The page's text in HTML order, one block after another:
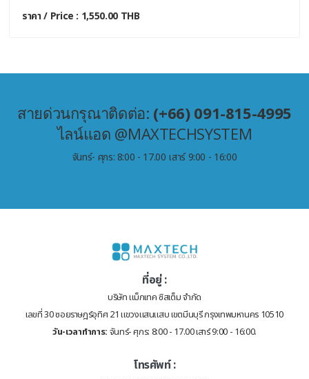
ราคา / Price : 1,550.00 THB
สายด่วนกรุณาติดต่อ: (+66) 091-815-4995
ไลน์แอด @MAXTECHSYSTEM
จันทร์- ศุกร: 8:00 - 17.00 เสาร์ 9:00 - 16:00
ที่อยู่ :
บริษัท แม็กเทค ซิสเต็ม จำกัด
เลขที่ 30 ซอยราษฎร์อุทิศ 21 แขวงแสนแสบ เขตมีนบุรี กรุงเทพมหานคร 10510
วัน-เวลาทำการ: จันทร์- ศุกร: 8:00 - 17.00 เสาร์ 9:00 - 16:00.
โทรศัพท์ :